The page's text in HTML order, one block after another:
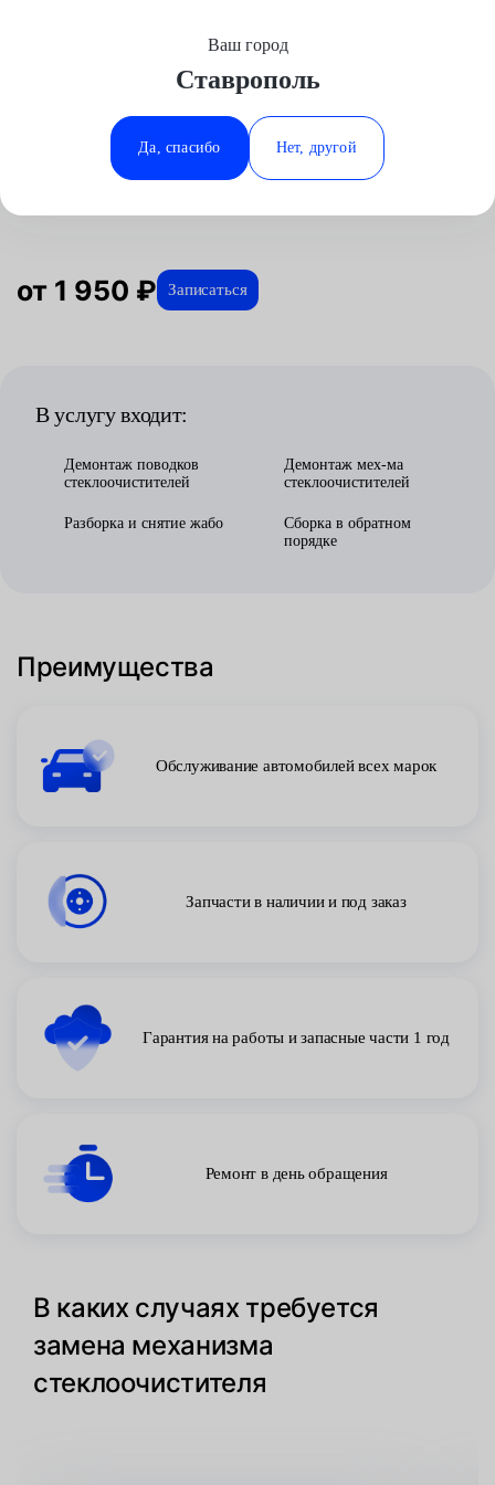
Минеральные Воды
Ростов-на-Дону
Ставрополь
Ваш город
Ставрополь
Да, спасибо Нет, другой
ОтзывыАвтосервис
Электрооборудование
Замена механизма
стеклоочистителя в Ставрополе
от 1 950 ₽ Записаться
В услугу входит:
Демонтаж поводков
стеклоочистителей
Разборка и снятие жабо
Демонтаж мех-ма
стеклоочистителей
Сборка в обратном
порядке
Преимущества
Обслуживание автомобилей всех марок
Запчасти в наличии и под заказ
Гарантия на работы и запасные части 1 год
Ремонт в день обращения
В каких случаях требуется
замена механизма
стеклоочистителя